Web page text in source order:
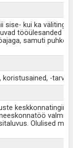
sise- kui ka
tööülesanded
samuti
-
Olulised